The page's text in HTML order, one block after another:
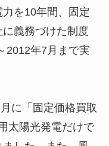
を10年間、固定
義務づけた制度
2012年7月まで実
に「固定価格買取
太陽光発電だけで